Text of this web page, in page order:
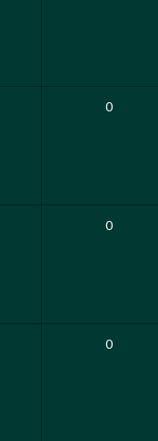
0
0
0